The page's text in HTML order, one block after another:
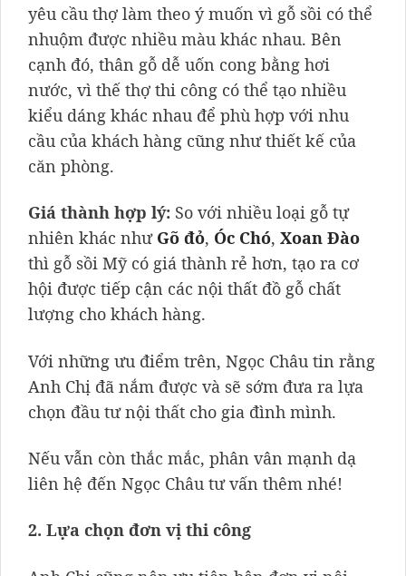
yêu cầu thợ làm theo ý muốn vì gỗ sồi có thể
nhuộm được nhiều màu khác nhau. Bên
cạnh đó, thân gỗ dễ uốn cong bằng hơi
nước, vì thế thợ thi công có thể tạo nhiều
kiểu dáng khác nhau để phù hợp với nhu
cầu của khách hàng cũng như thiết kế của
căn phòng.
Giá thành hợp lý: So với nhiều loại gỗ tự
nhiên khác như Gõ đỏ, Óc Chó, Xoan Đào
thì gỗ sồi Mỹ có giá thành rẻ hơn, tạo ra cơ
hội được tiếp cận các nội thất đồ gỗ chất
lượng cho khách hàng.
Với những ưu điểm trên, Ngọc Châu tin rằng
Anh Chị đã nắm được và sẽ sớm đưa ra lựa
chọn đầu tư nội thất cho gia đình mình.
Nếu vẫn còn thắc mắc, phân vân mạnh dạ
liên hệ đến Ngọc Châu tư vấn thêm nhé!
2. Lựa chọn đơn vị thi công